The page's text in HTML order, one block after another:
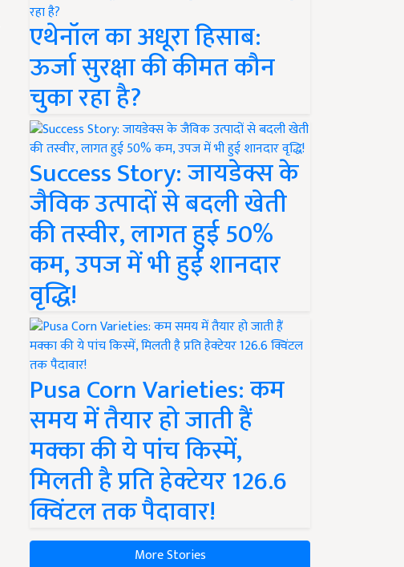
एथेनॉल का अधूरा हिसाब:
ऊर्जा सुरक्षा की कीमत कौन
चुका रहा है?
Success Story: जायडेक्स के
जैविक उत्पादों से बदली खेती
की तस्वीर, लागत हुई 50%
कम, उपज में भी हुई शानदार
वृद्धि!
Pusa Corn Varieties: कम
समय में तैयार हो जाती हैं
मक्का की ये पांच किस्में,
मिलती है प्रति हेक्टेयर 126.6
क्विंटल तक पैदावार!
More Stories